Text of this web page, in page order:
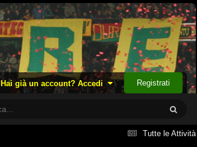
Hai già un account? Accedi Registrati
Tutte le Attività